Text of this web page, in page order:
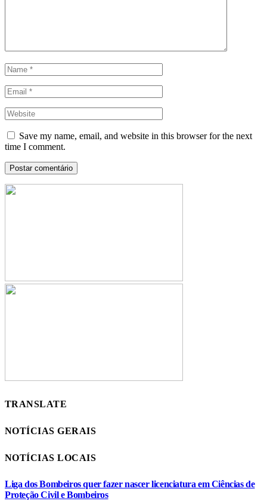
Save my name, email, and website in this browser for the next
time I comment.
TRANSLATE
NOTÍCIAS GERAIS
NOTÍCIAS LOCAIS
Liga dos Bombeiros quer fazer nascer licenciatura em Ciências de
Proteção Civil e Bombeiros